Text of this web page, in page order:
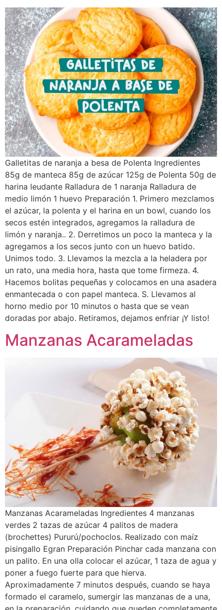
Galletitas de naranja a besa de Polenta Ingredientes
85g de manteca 85g de azúcar 125g de Polenta 50g de
harina leudante Ralladura de 1 naranja Ralladura de
medio limón 1 huevo Preparación 1. Primero mezclamos
el azúcar, la polenta y el harina en un bowl, cuando los
secos estén integrados, agregamos la ralladura de
limón y naranja.. 2. Derretimos un poco la manteca y la
agregamos a los secos junto con un huevo batido.
Unimos todo. 3. Llevamos la mezcla a la heladera por
un rato, una media hora, hasta que tome firmeza. 4.
Hacemos bolitas pequeñas y colocamos en una asadera
enmantecada o con papel manteca. S. Llevamos al
horno medio por 10 minutos o hasta que se vean
doradas por abajo. Retiramos, dejamos enfriar ¡Y listo!
Manzanas Acarameladas
Manzanas Acarameladas Ingredientes 4 manzanas
verdes 2 tazas de azúcar 4 palitos de madera
(brochettes) Pururú/pochoclos. Realizado con maíz
pisingallo Egran Preparación Pinchar cada manzana con
un palito. En una olla colocar el azúcar, 1 taza de agua y
poner a fuego fuerte para que hierva.
Aproximadamente 7 minutos después, cuando se haya
formado el caramelo, sumergir las manzanas de a una,